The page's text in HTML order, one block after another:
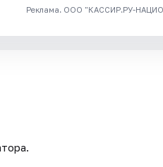
Реклама. ООО "КАССИР.РУ-